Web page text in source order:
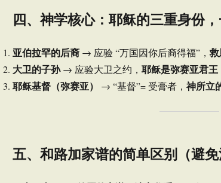
四、神学核心：耶稣的三重身份
亚伯拉罕的后裔→ 应验 “万国因你后裔得福”，
大卫的子孙→ 应验大卫之约， 耶稣是弥赛亚君
耶稣基督（弥赛亚）
→ “基督”= 受膏者， 神所立
五、和路加家谱的简单区别（避免